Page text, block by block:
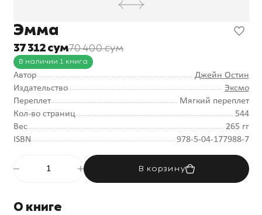
Эмма
37 312 сум70 400 сум
В наличии 1 книга
Автор
Джейн Остин
Издательство
Эксмо
Переплет
Мягкий переплет
Кол-во страниц
544
Вес
265 гг
ISBN
978-5-04-177988-7
В корзину
О книге